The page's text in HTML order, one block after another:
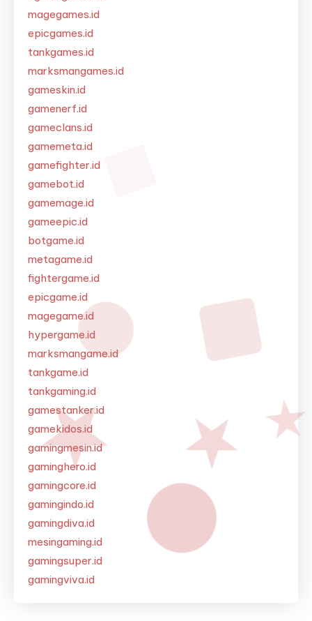
magegames.id
epicgames.id
tankgames.id
marksmangames.id
gameskin.id
gamenerf.id
gameclans.id
gamemeta.id
gamefighter.id
gamebot.id
gamemage.id
gameepic.id
botgame.id
metagame.id
fightergame.id
epicgame.id
magegame.id
hypergame.id
marksmangame.id
tankgame.id
tankgaming.id
gamestanker.id
gamekidos.id
gamingmesin.id
gaminghero.id
gamingcore.id
gamingindo.id
gamingdiva.id
mesingaming.id
gamingsuper.id
gamingviva.id